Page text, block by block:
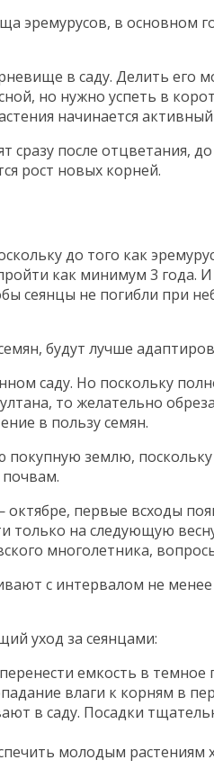
эремурусов, в основном
в саду. Делить его
но нужно успеть в
начинается активный
после отцветания, до
рост новых корней.
до того как
как минимум 3 года. И
сеянцы не погибли при
будут лучше
саду. Но поскольку
то желательно
в пользу семян.
покупную землю,
первые всходы
только на следующую
с интервалом не
уход за сеянцами:
емкость в темное
влаги к корням в
в саду. Посадки
молодым